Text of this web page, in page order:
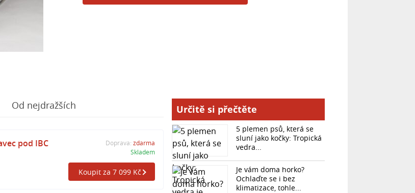
Od nejdražších
pod IBC
Doprava: zdarma
Skladem
Koupit za 7 099 Kč
Určitě si přečtěte
5 plemen psů, která se
sluní jako kočky: Tropická
vedra...
Je vám doma horko?
Ochlaďte se i bez
klimatizace, tohle...